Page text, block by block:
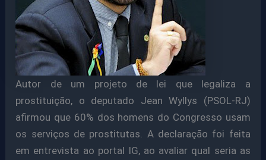
Autor de um projeto de lei que legaliza a
prostituição, o deputado Jean Wyllys (PSOL-RJ)
afirmou que 60% dos homens do Congresso usam
os serviços de prostitutas. A declaração foi feita
em entrevista ao portal IG, ao avaliar qual seria as